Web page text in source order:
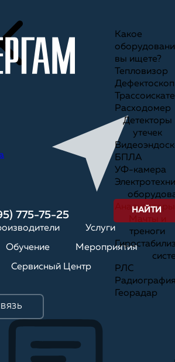
775-75-25
Услуги
Обучение Мероприятия
Сервисный Центр
Какое
вы ищете?
Тепловизор
Дефектоскоп
Расходомер
Детекторы
утечек
БПЛА
УФ-камера
Анализаторы
треноги
РЛС
Георадар
НАЙТИ